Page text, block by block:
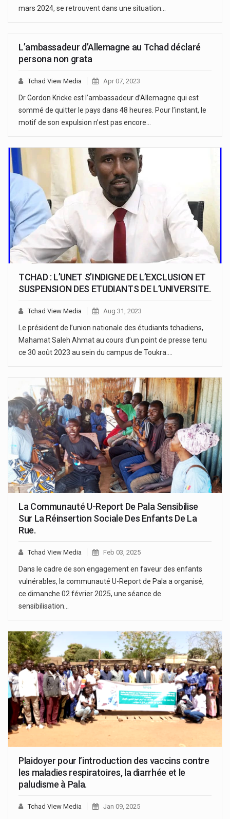
mars 2024, se retrouvent dans une situation…
L’ambassadeur d’Allemagne au Tchad déclaré
persona non grata
Tchad View Media Apr 07, 2023
Dr Gordon Kricke est l’ambassadeur d’Allemagne qui est
sommé de quitter le pays dans 48 heures. Pour l’instant, le
motif de son expulsion n’est pas encore…
TCHAD : L’UNET S’INDIGNE DE L’EXCLUSION ET
SUSPENSION DES ETUDIANTS DE L’UNIVERSITE.
Tchad View Media Aug 31, 2023
Le président de l’union nationale des étudiants tchadiens,
Mahamat Saleh Ahmat au cours d’un point de presse tenu
ce 30 août 2023 au sein du campus de Toukra.…
La Communauté U-Report De Pala Sensibilise
Sur La Réinsertion Sociale Des Enfants De La
Rue.
Tchad View Media Feb 03, 2025
Dans le cadre de son engagement en faveur des enfants
vulnérables, la communauté U-Report de Pala a organisé,
ce dimanche 02 février 2025, une séance de
sensibilisation…
Plaidoyer pour l’introduction des vaccins contre
les maladies respiratoires, la diarrhée et le
paludisme à Pala.
Tchad View Media Jan 09, 2025